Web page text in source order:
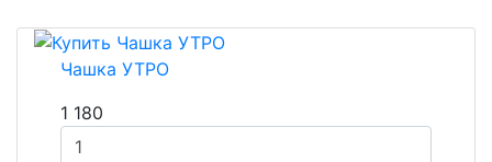
Чашка УТРО
1 180